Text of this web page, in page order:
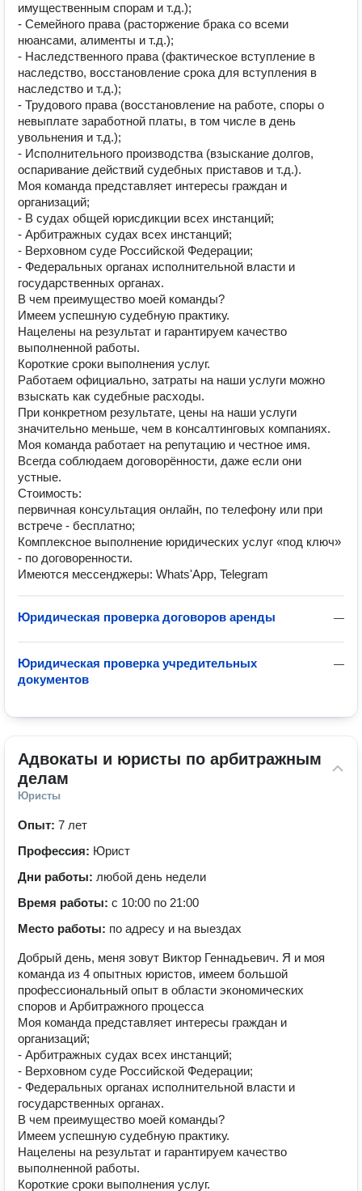
имущественным спорам и т.д.);
- Семейного права (расторжение брака со всеми
нюансами, алименты и т.д.);
- Наследственного права (фактическое вступление в
наследство, восстановление срока для вступления в
наследство и т.д.);
- Трудового права (восстановление на работе, споры о
невыплате заработной платы, в том числе в день
увольнения и т.д.);
- Исполнительного производства (взыскание долгов,
оспаривание действий судебных приставов и т.д.).
Моя команда представляет интересы граждан и
организаций;
- В судах общей юрисдикции всех инстанций;
- Арбитражных судах всех инстанций;
- Верховном суде Российской Федерации;
- Федеральных органах исполнительной власти и
государственных органах.
В чем преимущество моей команды?
Имеем успешную судебную практику.
Нацелены на результат и гарантируем качество
выполненной работы.
Короткие сроки выполнения услуг.
Работаем официально, затраты на наши услуги можно
взыскать как судебные расходы.
При конкретном результате, цены на наши услуги
значительно меньше, чем в консалтинговых компаниях.
Моя команда работает на репутацию и честное имя.
Всегда соблюдаем договорённости, даже если они
устные.
Стоимость:
первичная консультация онлайн, по телефону или при
встрече - бесплатно;
Комплексное выполнение юридических услуг «под ключ»
- по договоренности.
Имеются мессенджеры: Whats'App, Telegram
—
Юридическая проверка договоров аренды
—
Юридическая проверка учредительных
документов
Адвокаты и юристы по арбитражным
делам
Юристы
Опыт: 7 лет
Профессия: Юрист
Дни работы: любой день недели
Время работы: с 10:00 по 21:00
Место работы: по адресу и на выездах
Добрый день, меня зовут Виктор Геннадьевич. Я и моя
команда из 4 опытных юристов, имеем большой
профессиональный опыт в области экономических
споров и Арбитражного процесса
Моя команда представляет интересы граждан и
организаций;
- Арбитражных судах всех инстанций;
- Верховном суде Российской Федерации;
- Федеральных органах исполнительной власти и
государственных органах.
В чем преимущество моей команды?
Имеем успешную судебную практику.
Нацелены на результат и гарантируем качество
выполненной работы.
Короткие сроки выполнения услуг.